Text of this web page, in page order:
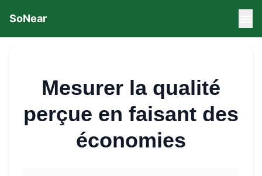
SoNear
Mesurer la qualité
perçue en faisant des
économies